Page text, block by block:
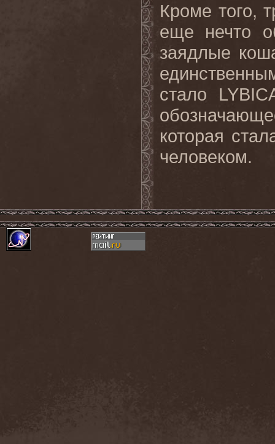
Кроме того,
еще нечто
заядлые
стало
которая
человеком.